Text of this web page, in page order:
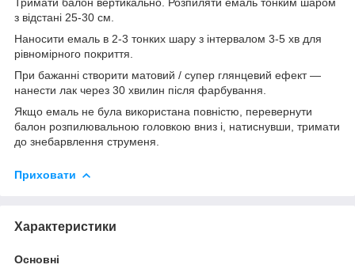
з відстані 25-30 см.
Наносити емаль в 2-3 тонких шару з інтервалом 3-5 хв для
рівномірного покриття.
При бажанні створити матовий / супер глянцевий ефект —
нанести лак через 30 хвилин після фарбування.
Якщо емаль не була використана повністю, перевернути
балон розпилювальною головкою вниз і, натиснувши, тримати
до знебарвлення струменя.
Приховати
Характеристики
Основні